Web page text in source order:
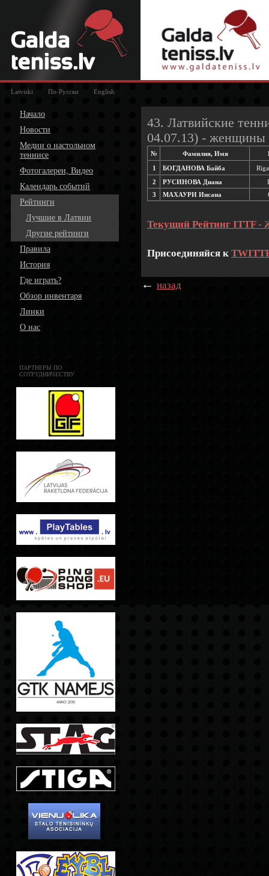
Latviski По-Русски English
Начало
Новости
Медии о настольном
теннисе
Фотогалереи, Видео
Календарь событий
Рейтинги
Лучшие в Латвии
Другие рейтинги
Правила
История
Где играть?
Обзор инвентаря
Линки
О нас
ПАРТНЕРЫ ПО
СОТРУДНИЧЕСТВУ
43. Латвийские
04.07.13) - женщины
№ Фамилия, Имя
1
БОГДАНОВА Байба
2
РУСИНОВА Диана
3
МАХАУРИ Инсана
Текущий Рейтинг ITTF
Присоединяйся к
← назад